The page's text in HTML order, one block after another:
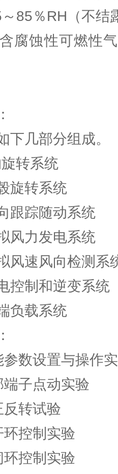
85％RH（不结
腐蚀性可燃性
下几部分组成。
转系统
旋转系统
跟踪随动系统
风力发电系统
风速风向检测系
控制和逆变系统
负载系统
数设置与操作
子点动实验
转试验
控制实验
控制实验